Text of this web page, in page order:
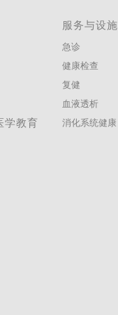
学教育
服务与设施
急诊
健康检查
复健
血液透析
消化系统健康